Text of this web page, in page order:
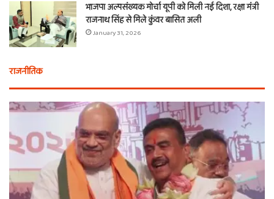
भाजपा अल्पसंख्यक मोर्चा यूपी को मिली नई दिशा, रक्षा मंत्री
राजनाथ सिंह से मिले कुंवर बासित अली
January 31, 2026
राजनीतिक